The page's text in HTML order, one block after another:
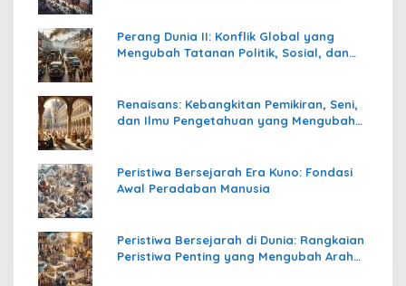
Perang Dunia II: Konflik Global yang
Mengubah Tatanan Politik, Sosial, dan
Renaisans: Kebangkitan Pemikiran, Seni,
dan Ilmu Pengetahuan yang Mengubah
Peristiwa Bersejarah Era Kuno: Fondasi
Awal Peradaban Manusia
Peristiwa Bersejarah di Dunia: Rangkaian
Peristiwa Penting yang Mengubah Arah